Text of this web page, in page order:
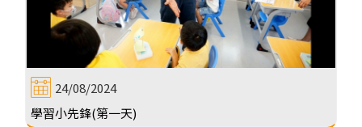
24/08/2024
學習小先鋒(第一天)